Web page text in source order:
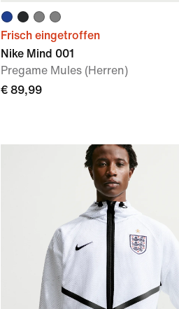
Frisch eingetroffen
Nike Mind 001
Pregame Mules (Herren)
€ 89,99